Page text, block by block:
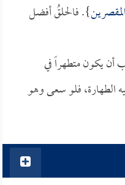
}. فالحلقُ أفضل
أن يكون متطهراً في
الطهارة، فلو سعى وهو